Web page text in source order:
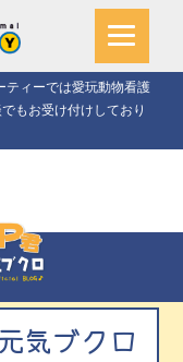
ティーでは愛玩動物看護
もお受け付けしており
気ブクロ